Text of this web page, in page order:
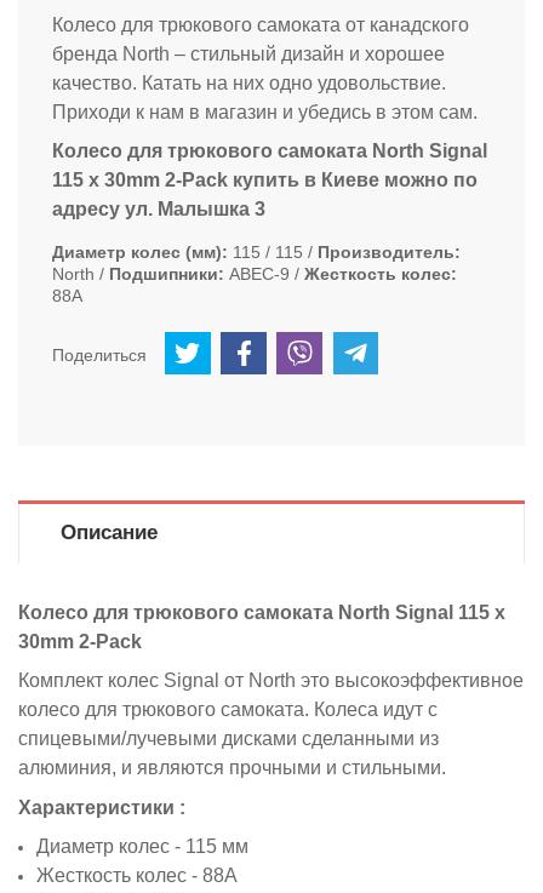
Колесо для трюкового самоката от канадского
бренда North – стильный дизайн и хорошее
качество. Катать на них одно удовольствие.
Приходи к нам в магазин и убедись в этом сам.
Колесо для трюкового самоката North Signal
115 x 30mm 2-Pack купить в Киеве можно по
адресу ул. Малышка 3
Диаметр колес (мм) 115 / 115
Производитель
North
Подшипники ABEC-9
Жесткость колес
88А
Поделиться
Описание
Колесо для трюкового самоката North Signal 115 x
30mm 2-Pack
Комплект колес Signal от North это высокоэффективное
колесо для трюкового самоката. Колеса идут с
спицевыми/лучевыми дисками сделанными из
алюминия, и являются прочными и стильными.
Характеристики :
Диаметр колес - 115 мм
Жесткость колес - 88A